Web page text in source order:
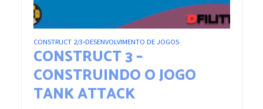
CONSTRUCT 2/3•DESENVOLVIMENTO DE JOGOS
CONSTRUCT 3 –
CONSTRUINDO O JOGO
TANK ATTACK